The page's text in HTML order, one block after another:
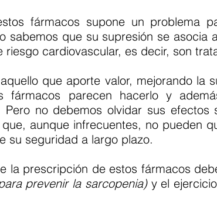
fármacos supone un problema
sabemos que su supresión se asocia
cardiovascular, es decir, son
que aporte valor, mejorando la
fármacos parecen hacerlo y
no debemos olvidar sus efectos
aunque infrecuentes, no pueden
su seguridad a largo plazo.
la prescripción de estos fármacos
prevenir la sarcopenia)y el